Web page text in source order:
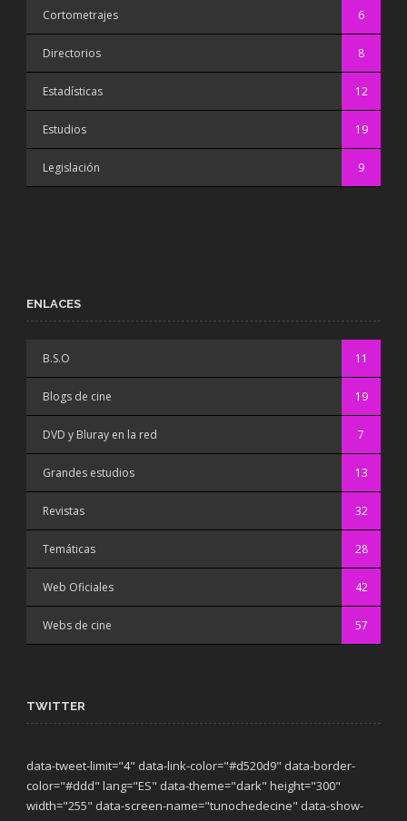
Cortometrajes 6
Directorios 8
Estadísticas 12
Estudios 19
Legislación 9
ENLACES
B.S.O 11
Blogs de cine 19
DVD y Bluray en la red 7
Grandes estudios 13
Revistas 32
Temáticas 28
Web Oficiales 42
Webs de cine 57
TWITTER
data-tweet-limit="4" data-link-color="#d520d9" data-border-
color="#ddd" lang="ES" data-theme="dark" height="300"
width="255" data-screen-name="tunochedecine" data-show-